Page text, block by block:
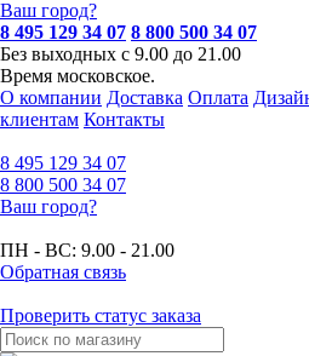
Ваш город?
8 495 129 34 07 8 800 500 34 07
Без выходных с 9.00 до 21.00
Время московское.
О компании Доставка Оплата
клиентам Контакты
8 495 129 34 07
8 800 500 34 07
Ваш город?
ПН - ВС: 9.00 - 21.00
Обратная связь
Проверить статус заказа